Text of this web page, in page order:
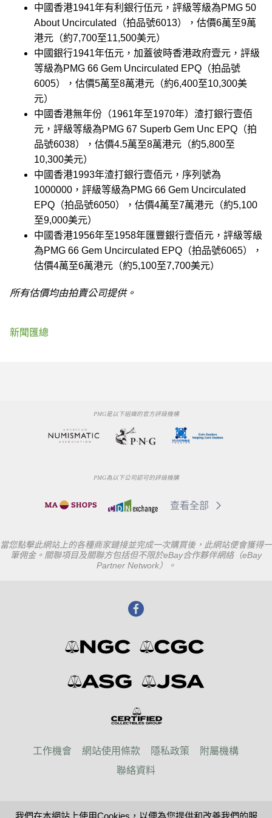
中國香港1941年有利銀行伍元，評級等級為PMG 50
About Uncirculated（拍品號6013），估價6萬至9萬
港元（約7,700至11,500美元）
中國銀行1941年伍元，加蓋彼時香港政府壹元，評級
等級為PMG 66 Gem Uncirculated EPQ（拍品號
6005），估價5萬至8萬港元（約6,400至10,300美
元）
中國香港無年份（1961年至1970年）渣打銀行壹佰
元，評級等級為PMG 67 Superb Gem Unc EPQ（拍
品號6038），估價4.5萬至8萬港元（約5,800至
10,300美元）
中國香港1993年渣打銀行壹佰元，序列號為
1000000，評級等級為PMG 66 Gem Uncirculated
EPQ（拍品號6050），估價4萬至7萬港元（約5,100
至9,000美元）
中國香港1956年至1958年匯豐銀行壹佰元，評級等級
為PMG 66 Gem Uncirculated EPQ（拍品號6065），
估價4萬至6萬港元（約5,100至7,700美元）
所有估價均由拍賣公司提供。
新聞匯總
PMG是以下組織的官方評級機構
PMG為以下公司認可的評級機購
查看全部
當您點擊此網站上的各種商家鏈接並完成一次購買後，此網站便會獲得一
筆佣金。關聯項目及關聯方包括但不限於eBay合作夥伴網絡（eBay
Partner Network）。
工作機會 網站使用條款 隱私政策
附屬機構
聯絡資料
© 2026 Paper Money Guaranty
我們在本網站上使用Cookies，以便為您提供和改善我們的服